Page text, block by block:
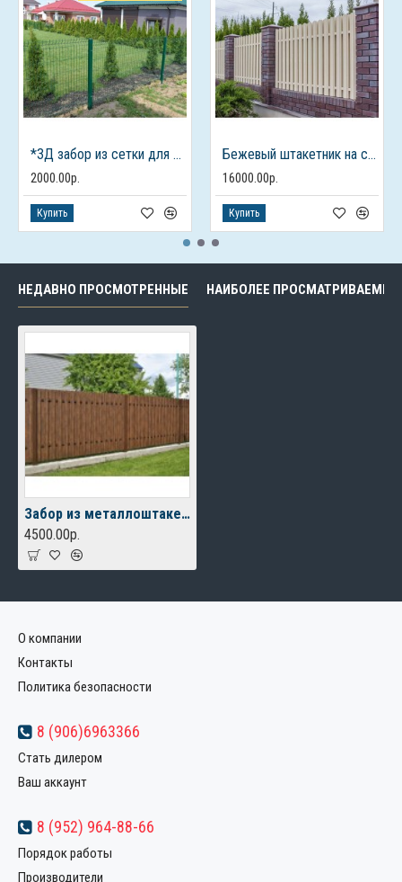
*3Д забор из сетки для дачного дома
2000.00р.
Купить
Бежевый штакетник на столбах из кирпича
16000.00р.
Купить
НЕДАВНО ПРОСМОТРЕННЫЕ НАИБОЛЕЕ ПРОСМАТРИВАЕМЫЕ
Забор из металлоштакетника под дерево
4500.00р.
О компании
Контакты
Политика безопасности
8 (906)6963366
Стать дилером
Ваш аккаунт
8 (952) 964-88-66
Порядок работы
Производители